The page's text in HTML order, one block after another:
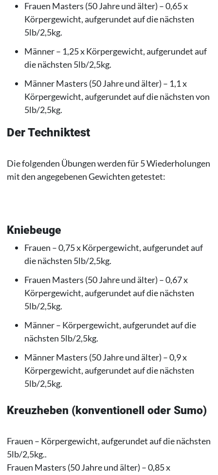
Frauen Masters (50 Jahre und älter) – 0,65 x
Körpergewicht, aufgerundet auf die nächsten
5lb/2,5kg.
Männer – 1,25 x Körpergewicht, aufgerundet auf
die nächsten 5lb/2,5kg.
Männer Masters (50 Jahre und älter) – 1,1 x
Körpergewicht, aufgerundet auf die nächsten von
5lb/2,5kg.
Der Techniktest
Die folgenden Übungen werden für 5 Wiederholungen
mit den angegebenen Gewichten getestet:
Kniebeuge
Frauen – 0,75 x Körpergewicht, aufgerundet auf
die nächsten 5lb/2,5kg.
Frauen Masters (50 Jahre und älter) – 0,67 x
Körpergewicht, aufgerundet auf die nächsten
5lb/2,5kg.
Männer – Körpergewicht, aufgerundet auf die
nächsten 5lb/2,5kg.
Männer Masters (50 Jahre und älter) – 0,9 x
Körpergewicht, aufgerundet auf die nächsten
5lb/2,5kg.
Kreuzheben (konventionell oder Sumo)
Frauen – Körpergewicht, aufgerundet auf die nächsten
5lb/2,5kg..
Frauen Masters (50 Jahre und älter) – 0,85 x